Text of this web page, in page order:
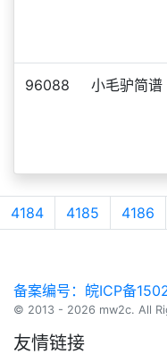
96088 小毛驴简谱
4184 4185 4186
备案编号：皖ICP备
© 2013 - 2026 mw2c. All
友情链接